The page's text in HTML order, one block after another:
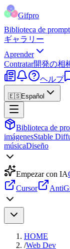
Gifpro
Biblioteca de
ギャラリー
Aprender
Contratar開発の相
ヘルプ
🇪🇸Español
Biblioteca de
imágenesStable
músicaDiseño
Empezar con IA
Cursor
HOME
/Web Dev